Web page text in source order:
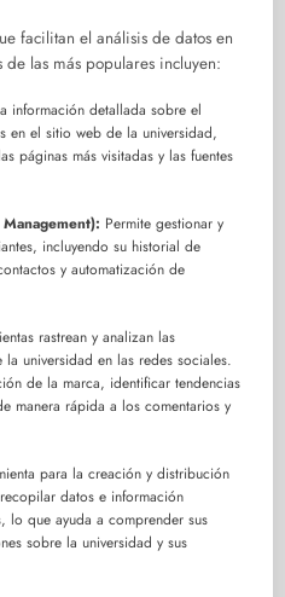
facilitan el análisis de datos en
las más populares incluyen:
información detallada sobre el
en el sitio web de la universidad,
páginas más visitadas y las fuentes
Permite gestionar y
incluyendo su historial de
y automatización de
rastrean y analizan las
universidad en las redes sociales.
de la marca, identificar tendencias
manera rápida a los comentarios y
para la creación y distribución
datos e información
lo que ayuda a comprender sus
sobre la universidad y sus